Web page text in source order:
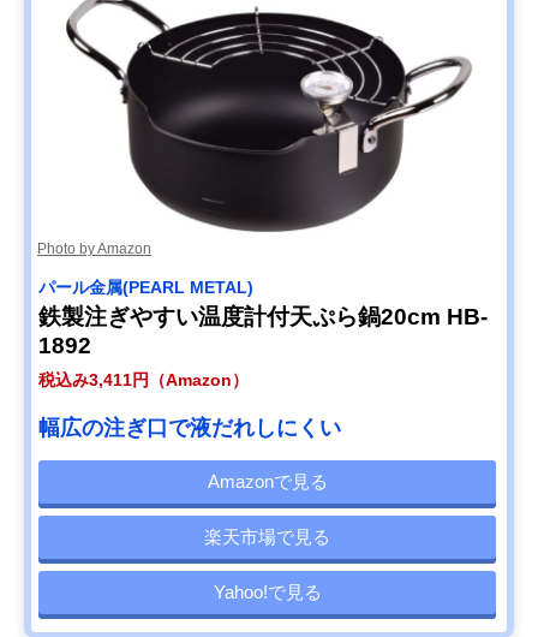
Photo by Amazon
パール金属(PEARL METAL)
鉄製注ぎやすい温度計付天ぷら鍋20cm HB-
1892
税込み3,411円（Amazon）
幅広の注ぎ口で液だれしにくい
Amazonで見る
楽天市場で見る
Yahoo!で見る